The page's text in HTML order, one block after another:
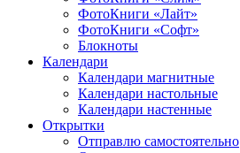
ФотоКниги «Лайт»
ФотоКниги «Софт»
Блокноты
Календари
Календари магнитные
Календари настольные
Календари настенные
Открытки
Отправлю самостоятельно